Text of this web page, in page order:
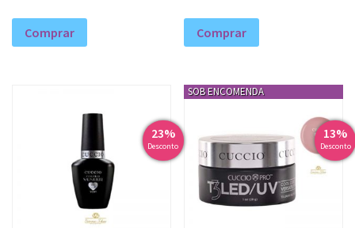
Comprar Comprar
23%
Desconto
13%
Desconto